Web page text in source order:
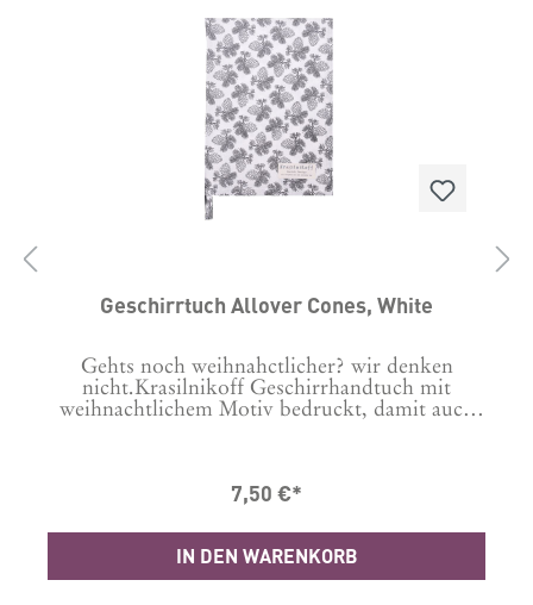
Geschirrtuch Allover Cones, White
Gehts noch weihnahctlicher? wir denken
nicht.Krasilnikoff Geschirrhandtuch mit
weihnachtlichem Motiv bedruckt, damit auch
Wäsche 24 Stunden in kaltem Wasser
Format: 50x70 cm
7,50 €*
IN DEN WARENKORB